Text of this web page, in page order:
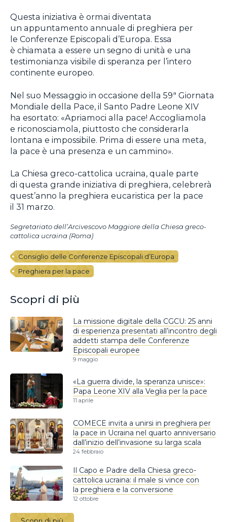
Questa iniziativa è ormai diventata
un appuntamento annuale di preghiera per
le Conferenze Episcopali d’Europa. Essa
è chiamata a essere un segno di unità e una
testimonianza visibile di speranza per l’intero
continente europeo.
Nel suo Messaggio in occasione della 59ª Giornata
Mondiale della Pace, il Santo Padre Leone XIV
ha esortato: «Apriamoci alla pace! Accogliamola
e riconosciamola, piuttosto che considerarla
lontana e impossibile. Prima di essere una meta,
la pace è una presenza e un cammino».
La Chiesa greco-cattolica ucraina, quale parte
di questa grande iniziativa di preghiera, celebrerà
quest’anno la preghiera eucaristica per la pace
il 31 marzo.
Segretariato dell’Arcivescovo Maggiore della Chiesa greco-
cattolica ucraina (Roma)
Consiglio delle Conferenze Episcopali d’Europa
Preghiera per la pace
Scopri di più
La missione digitale della CGCU: 25 anni
di esperienza presentati all’incontro degli
addetti stampa delle Conferenze
Episcopali europee
9 maggio
«La guerra divide, la speranza unisce»:
Papa Leone XIV alla Veglia per la pace
11 aprile
COMECE invita a unirsi in preghiera per
la pace in Ucraina nel quarto anniversario
dall’inizio dell’invasione su larga scala
24 febbraio
Il Capo e Padre della Chiesa greco-
cattolica ucraina: il male si vince con
la preghiera e la conversione
12 ottobre